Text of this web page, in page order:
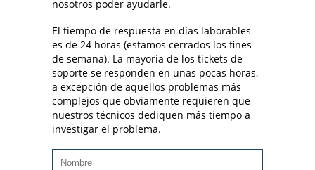
nosotros poder ayudarle.
El tiempo de respuesta en días laborables
es de 24 horas (estamos cerrados los fines
de semana). La mayoría de los tickets de
soporte se responden en unas pocas horas,
a excepción de aquellos problemas más
complejos que obviamente requieren que
nuestros técnicos dediquen más tiempo a
investigar el problema.